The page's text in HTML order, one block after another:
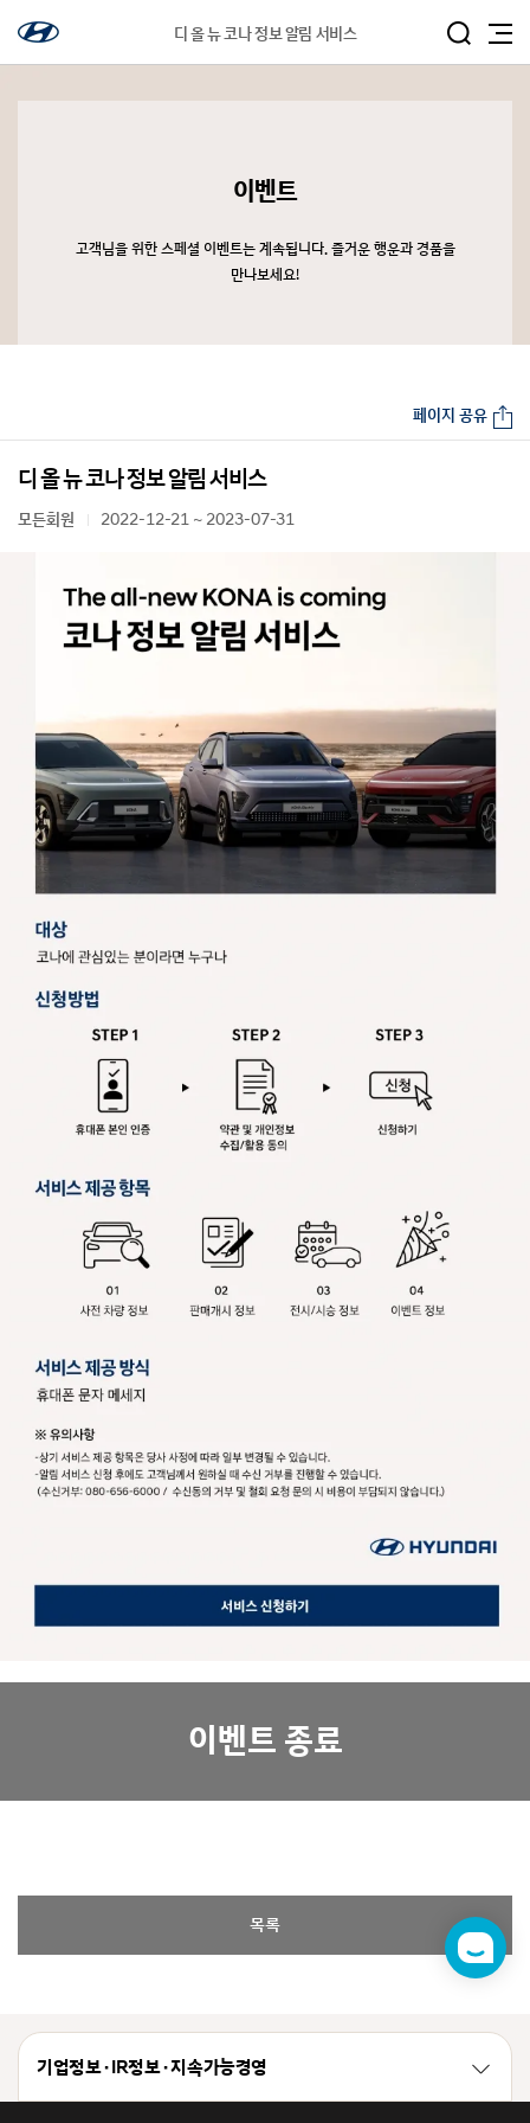
디 올 뉴 코나 정보 알림 서비스
이벤트
고객님을 위한 스페셜 이벤트는 계속됩니다. 즐거운 행운과 경품을
만나보세요!
디 올 뉴 코나 정보 알림 서비스
모든회원 2022-12-21 ~ 2023-07-31
페이지 공유
이벤트 종료
목록
챗
봇
기업정보 · IR정보 · 지속가능경영